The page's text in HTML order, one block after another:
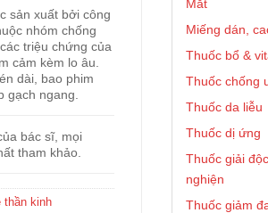
Mắt
Miếng dán,
Thuốc bổ &
Thuốc chống
Thuốc da liễu
Thuốc dị ứng
Thuốc giải
nghiện
Thuốc giảm
sản xuất bởi công
nhóm chống
triệu chứng của
cảm kèm lo âu.
dài, bao phim
gạch ngang.
bác sĩ, mọi
tham khảo.
thần kinh